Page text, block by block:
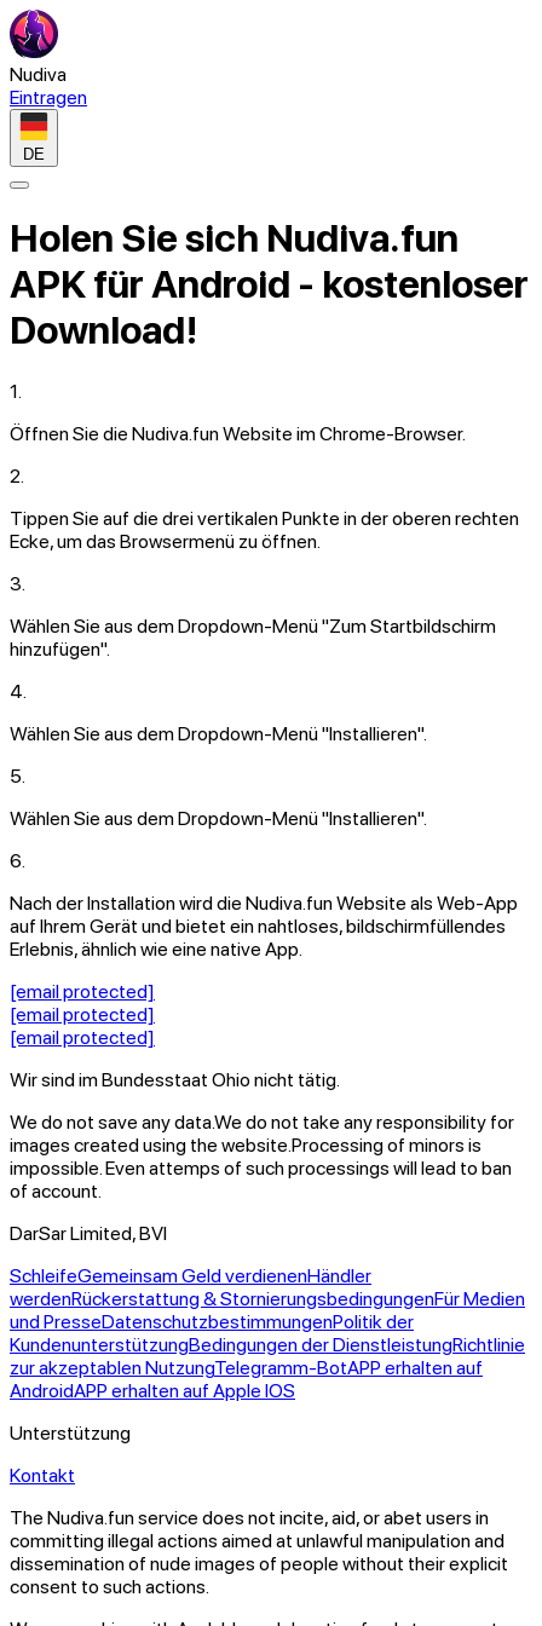
Nudiva
Eintragen
DE
Holen Sie sich Nudiva.fun
APK für Android - kostenloser
Download!
1.
Öffnen Sie die Nudiva.funWebsite im Chrome-Browser.
2.
Tippen Sie auf die drei vertikalen Punkte in der oberen rechten
Ecke, um das Browsermenü zu öffnen.
3.
Wählen Sie aus dem Dropdown-Menü"Zum Startbildschirm
hinzufügen".
4.
Wählen Sie aus dem Dropdown-Menü"Installieren".
5.
Wählen Sie aus dem Dropdown-Menü"Installieren".
6.
Nach der Installation wird die Nudiva.funWebsite als Web-App
auf Ihrem Gerät und bietet ein nahtloses, bildschirmfüllendes
Erlebnis, ähnlich wie eine native App.
[email protected]
[email protected]
[email protected]
Wir sind im Bundesstaat Ohio nicht tätig.
We do not save any data.We do not take any responsibility for
images created using the website.Processing of minors is
impossible. Even attemps of such processings will lead to ban
of account.
DarSar Limited, BVI
SchleifeGemeinsam Geld verdienenHändler
werdenRückerstattung & StornierungsbedingungenFür Medien
und PresseDatenschutzbestimmungenPolitik der
KundenunterstützungBedingungen der DienstleistungRichtlinie
zur akzeptablen NutzungTelegramm-BotAPP erhalten auf
AndroidAPP erhalten auf Apple IOS
Unterstützung
Kontakt
The Nudiva.fun service does not incite, aid, or abet users in
committing illegal actions aimed at unlawful manipulation and
dissemination of nude images of people without their explicit
consent to such actions.